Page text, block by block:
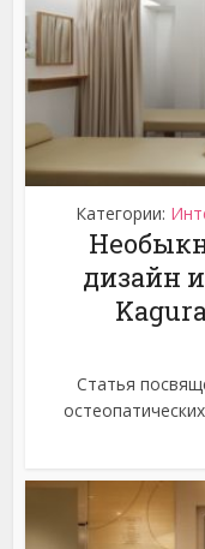
Категории:
дизайн
Статья